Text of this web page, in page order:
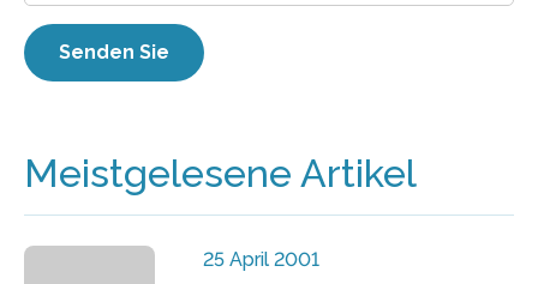
Meistgelesene Artikel
25 April 2001